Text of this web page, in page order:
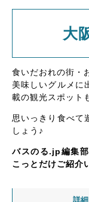
大
食いだおれの街・
美味しいグルメに
載の観光スポット
思いっきり食べて
しょう♪
バスのる.jp編集
こっとだけご紹介
詳